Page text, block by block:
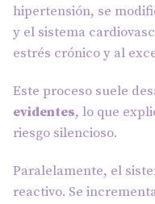
hipertensión, se
y el sistema
estrés crónico y al
Este proceso suele
evidentes, lo que
riesgo silencioso.
Paralelamente, el
reactivo. Se